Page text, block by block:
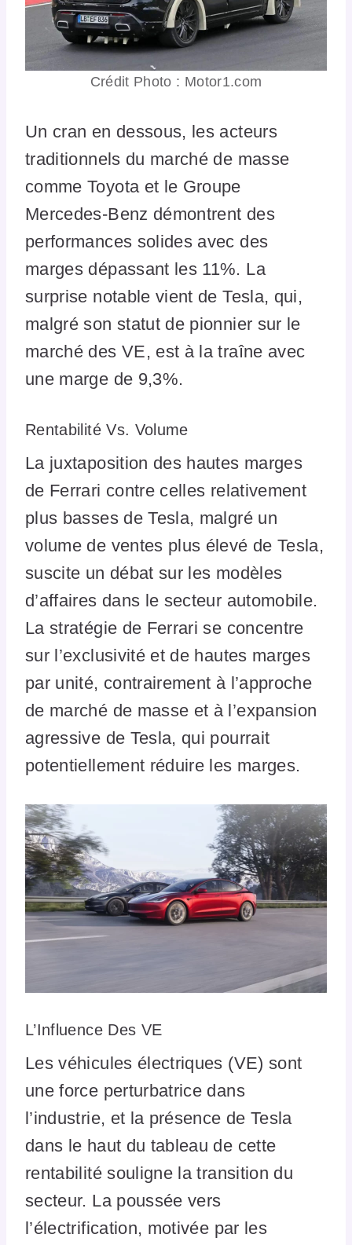
Crédit Photo : Motor1.com
Un cran en dessous, les acteurs
traditionnels du marché de masse
comme Toyota et le Groupe
Mercedes-Benz démontrent des
performances solides avec des
marges dépassant les 11%. La
surprise notable vient de Tesla, qui,
malgré son statut de pionnier sur le
marché des VE, est à la traîne avec
une marge de 9,3%.
Rentabilité Vs. Volume
La juxtaposition des hautes marges
de Ferrari contre celles relativement
plus basses de Tesla, malgré un
volume de ventes plus élevé de Tesla,
suscite un débat sur les modèles
d’affaires dans le secteur automobile.
La stratégie de Ferrari se concentre
sur l’exclusivité et de hautes marges
par unité, contrairement à l’approche
de marché de masse et à l’expansion
agressive de Tesla, qui pourrait
potentiellement réduire les marges.
L’Influence Des VE
Les véhicules électriques (VE) sont
une force perturbatrice dans
l’industrie, et la présence de Tesla
dans le haut du tableau de cette
rentabilité souligne la transition du
secteur. La poussée vers
l’électrification, motivée par les